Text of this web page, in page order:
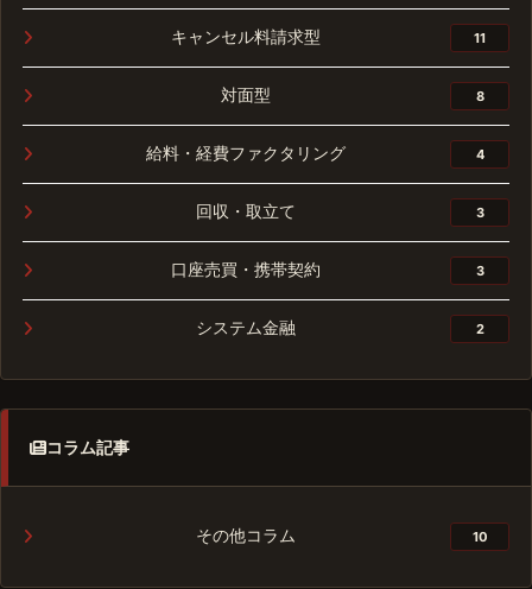
キャンセル料請求型 11
対面型 8
給料・経費ファクタリング 4
回収・取立て 3
口座売買・携帯契約 3
システム金融 2
コラム記事
その他コラム 10